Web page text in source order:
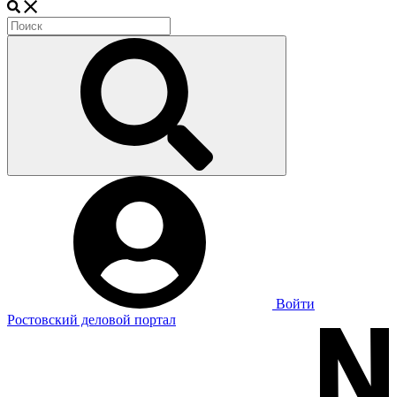
Войти
Ростовский деловой портал